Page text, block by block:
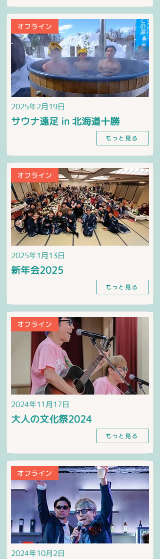
オフライン
2025年2月19日
サウナ遠足 in 北海道十勝
もっと見る
オフライン
2025年1月13日
新年会2025
もっと見る
オフライン
2024年11月17日
大人の文化祭2024
もっと見る
オフライン
2024年10月2日